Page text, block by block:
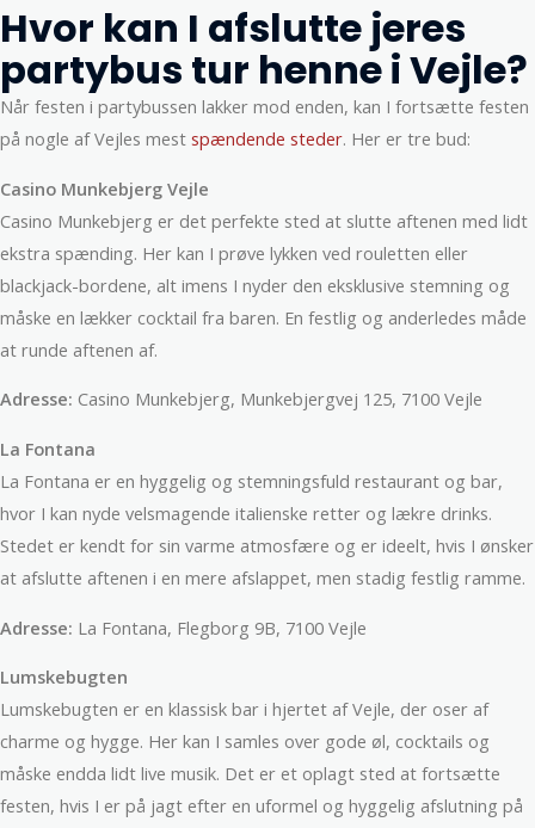
Hvor kan I afslutte jeres
partybus tur henne i Vejle?
Når festen i partybussen lakker mod enden, kan I fortsætte festen
på nogle af Vejles mest spændende steder. Her er tre bud:
Casino Munkebjerg Vejle
Casino Munkebjerg er det perfekte sted at slutte aftenen med lidt
ekstra spænding. Her kan I prøve lykken ved rouletten eller
blackjack-bordene, alt imens I nyder den eksklusive stemning og
måske en lækker cocktail fra baren. En festlig og anderledes måde
at runde aftenen af.
Adresse: Casino Munkebjerg, Munkebjergvej 125, 7100 Vejle
La Fontana
La Fontana er en hyggelig og stemningsfuld restaurant og bar,
hvor I kan nyde velsmagende italienske retter og lækre drinks.
Stedet er kendt for sin varme atmosfære og er ideelt, hvis I ønsker
at afslutte aftenen i en mere afslappet, men stadig festlig ramme.
Adresse: La Fontana, Flegborg 9B, 7100 Vejle
Lumskebugten
Lumskebugten er en klassisk bar i hjertet af Vejle, der oser af
charme og hygge. Her kan I samles over gode øl, cocktails og
måske endda lidt live musik. Det er et oplagt sted at fortsætte
festen, hvis I er på jagt efter en uformel og hyggelig afslutning på